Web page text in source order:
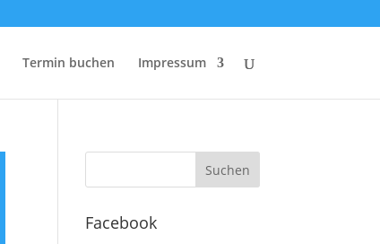
Termin buchen Impressum
Facebook